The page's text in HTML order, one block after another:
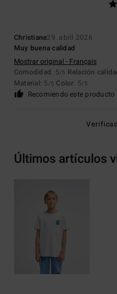
Christiane29. abril 2026
Muy buena calidad
Mostrar original - Français
Comodidad: 5/5 Relación
Material: 5 /5 Color: 5/5
Recomiendo este producto
Últimos artículos